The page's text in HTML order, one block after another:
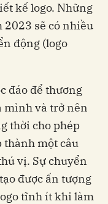
kế logo. Những
sẽ có nhiều
động (logo
đáo để thương
mình và trở nên
thời cho phép
thành một câu
vị. Sự chuyển
được ấn tượng
tĩnh ít khi làm